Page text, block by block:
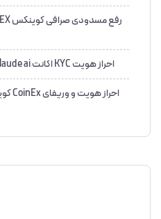
احراز هویت KYC اکانت Claude ai :وریفای تضمینی حساب کلاود